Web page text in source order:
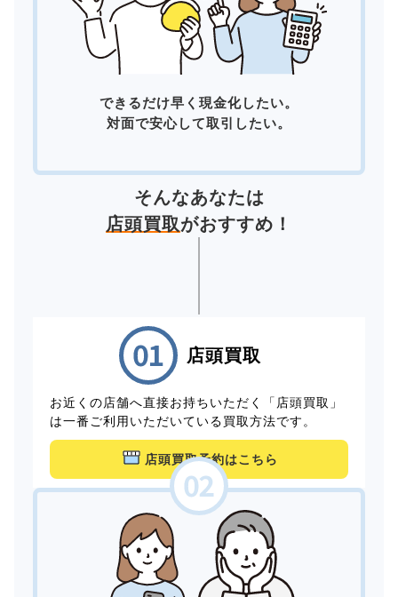
できるだけ早く現金化したい。
対面で安心して取引したい。
そんなあなたは
店頭買取がおすすめ！
店頭買取
お近くの店舗へ直接お持ちいただく「店頭買取」
は一番ご利用いただいている買取方法です。
店頭買取予約はこちら